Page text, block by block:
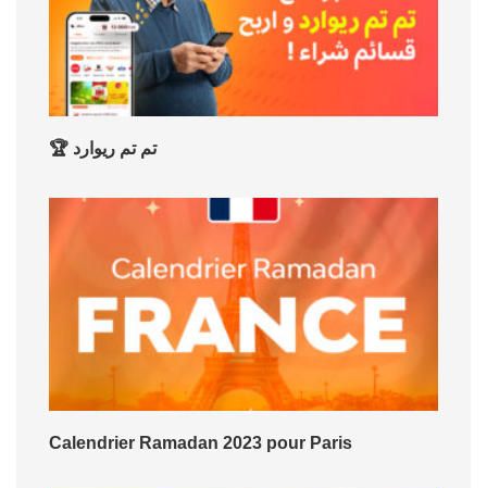
🏆 تم تم ريوارد
Calendrier Ramadan 2023 pour Paris